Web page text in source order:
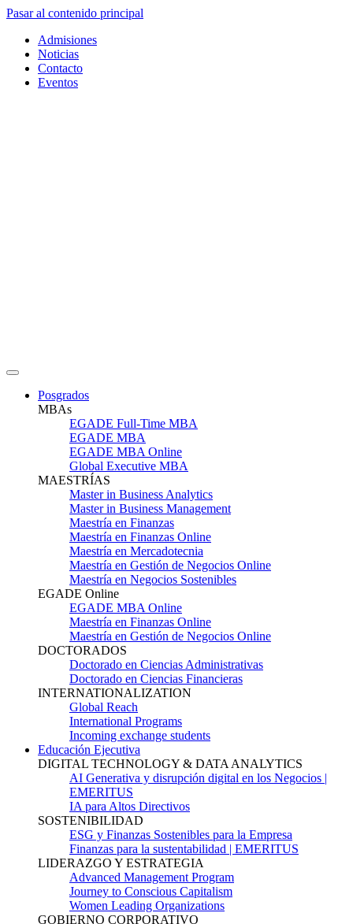
Pasar al contenido principal
Admisiones
Noticias
Contacto
Eventos
Posgrados
MBAs
EGADE Full-Time MBA
EGADE MBA
EGADE MBA Online
Global Executive MBA
MAESTRÍAS
Master in Business Analytics
Master in Business Management
Maestría en Finanzas
Maestría en Finanzas Online
Maestría en Mercadotecnia
Maestría en Gestión de Negocios Online
Maestría en Negocios Sostenibles
EGADE Online
EGADE MBA Online
Maestría en Finanzas Online
Maestría en Gestión de Negocios Online
DOCTORADOS
Doctorado en Ciencias Administrativas
Doctorado en Ciencias Financieras
INTERNATIONALIZATION
Global Reach
International Programs
Incoming exchange students
Educación Ejecutiva
DIGITAL TECHNOLOGY & DATA ANALYTICS
AI Generativa y disrupción digital en los Negocios |
EMERITUS
IA para Altos Directivos
SOSTENIBILIDAD
ESG y Finanzas Sostenibles para la Empresa
Finanzas para la sustentabilidad | EMERITUS
LIDERAZGO Y ESTRATEGIA
Advanced Management Program
Journey to Conscious Capitalism
Women Leading Organizations
GOBIERNO CORPORATIVO